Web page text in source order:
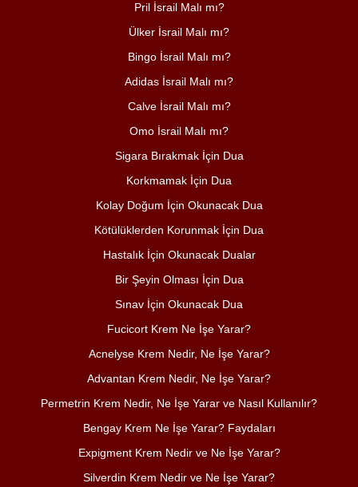
Pril İsrail Malı mı?
Ülker İsrail Malı mı?
Bingo İsrail Malı mı?
Adidas İsrail Malı mı?
Calve İsrail Malı mı?
Omo İsrail Malı mı?
Sigara Bırakmak İçin Dua
Korkmamak İçin Dua
Kolay Doğum İçin Okunacak Dua
Kötülüklerden Korunmak İçin Dua
Hastalık İçin Okunacak Dualar
Bir Şeyin Olması İçin Dua
Sınav İçin Okunacak Dua
Fucicort Krem Ne İşe Yarar?
Acnelyse Krem Nedir, Ne İşe Yarar?
Advantan Krem Nedir, Ne İşe Yarar?
Permetrin Krem Nedir, Ne İşe Yarar ve Nasıl Kullanılır?
Bengay Krem Ne İşe Yarar? Faydaları
Expigment Krem Nedir ve Ne İşe Yarar?
Silverdin Krem Nedir ve Ne İşe Yarar?